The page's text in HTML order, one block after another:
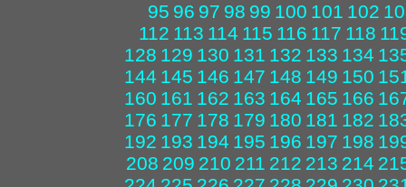
95 96 97 98 99 100 101 102
112 113 114 115 116 117 118
128 129 130 131 132 133 134
144 145 146 147 148 149 150
160 161 162 163 164 165 166
176 177 178 179 180 181 182
192 193 194 195 196 197 198
208 209 210 211 212 213 214